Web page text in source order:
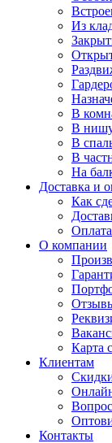
Из
В
В
В
В
На
Доставка и
Как
О компании
Карта
Клиентам
Контакты